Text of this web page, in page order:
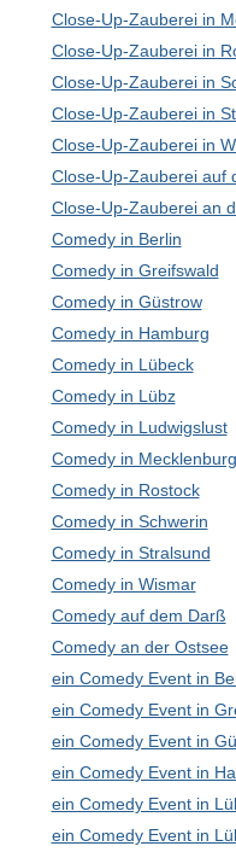
Close-Up-Zauberei in
Close-Up-Zauberei in
Close-Up-Zauberei in
Close-Up-Zauberei in
Close-Up-Zauberei in
Close-Up-Zauberei auf
Close-Up-Zauberei an
Comedy in Berlin
Comedy in Greifswald
Comedy in Güstrow
Comedy in Hamburg
Comedy in Lübeck
Comedy in Lübz
Comedy in Ludwigslust
Comedy in
Comedy in Rostock
Comedy in Schwerin
Comedy in Stralsund
Comedy in Wismar
Comedy auf dem Darß
Comedy an der Ostsee
ein Comedy Event in
ein Comedy Event in
ein Comedy Event in
ein Comedy Event in
ein Comedy Event in
ein Comedy Event in